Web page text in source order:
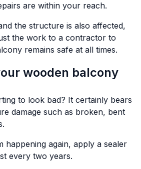
are within your reach.
the structure is also affected,
the work to a contractor to
remains safe at all times.
wooden balcony
to look bad? It certainly bears
damage such as broken, bent
happening again, apply a sealer
every two years.